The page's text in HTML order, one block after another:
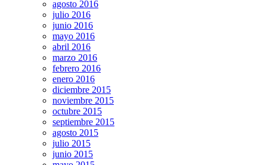
agosto 2016
julio 2016
junio 2016
mayo 2016
abril 2016
marzo 2016
febrero 2016
enero 2016
diciembre 2015
noviembre 2015
octubre 2015
septiembre 2015
agosto 2015
julio 2015
junio 2015